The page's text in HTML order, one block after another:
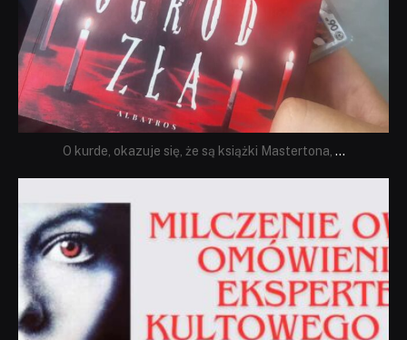
O kurde, okazuje się, że są książki Mastertona, ...